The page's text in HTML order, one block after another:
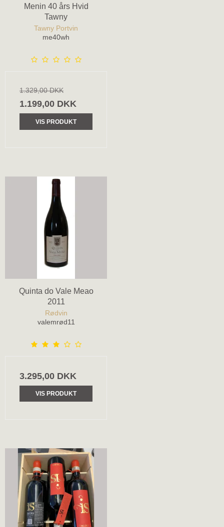
Menin 40 års Hvid
Tawny
Tawny Portvin
me40wh
1.329,00 DKK
1.199,00 DKK
VIS PRODUKT
Quinta do Vale Meao
2011
Rødvin
valemrød11
3.295,00 DKK
VIS PRODUKT